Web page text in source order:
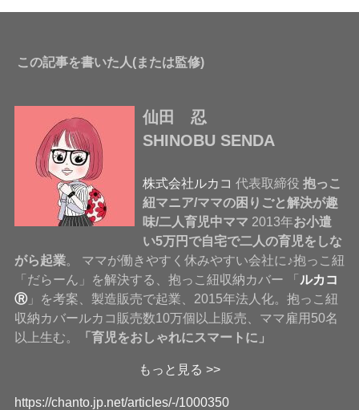
この記事を書いた人(または監修)
仙田 忍
SHINOBU SENDA
株式会社ルカコ 代表取締役抱っこ
紐マニア/ママの困りごと解決が趣
味/二人育児中ママ 2013年お小遣
い5万円で自宅で二人の育児をしな
がら起業。 ママが働きやすく休みやすい会社に♪抱っこ紐
「だらーん」を解決する、抱っこ紐収納カバー 「ルカコ
Ⓡ」を考案、製造販売で起業、2015年法人化。抱っこ紐
収納カバールカコ販売数10万個以上販売、ママ雇用50名
以上生む。
「育児をおしゃれにスマートに」
もっと見る >>
https://chanto.jp.net/articles/-/1000350